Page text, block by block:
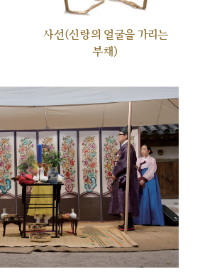
사선(신랑의 얼굴을 가리는
부채)